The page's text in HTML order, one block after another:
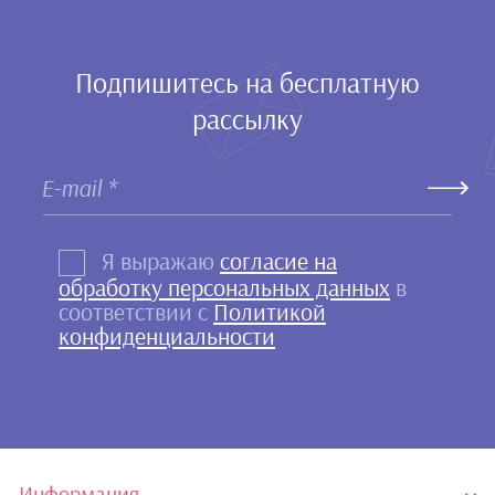
Подпишитесь на бесплатную
рассылку
Я выражаю согласие на
обработку персональных данных в
соответствии с Политикой
конфиденциальности